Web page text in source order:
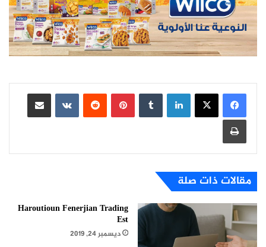
لينكدإن بينتيريست
مشاركة عبر البريد
طباعة
مقالات ذات صلة
Haroutioun Fenerjian Trading
Est
ديسمبر 24, 2019